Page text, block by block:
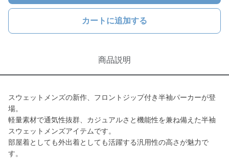
カートに追加する
商品説明
スウェットメンズの新作、フロントジップ付き半袖パーカーが登
場。
軽量素材で通気性抜群、カジュアルさと機能性を兼ね備えた半袖
スウェットメンズアイテムです。
部屋着としても外出着としても活躍する汎用性の高さが魅力で
す。